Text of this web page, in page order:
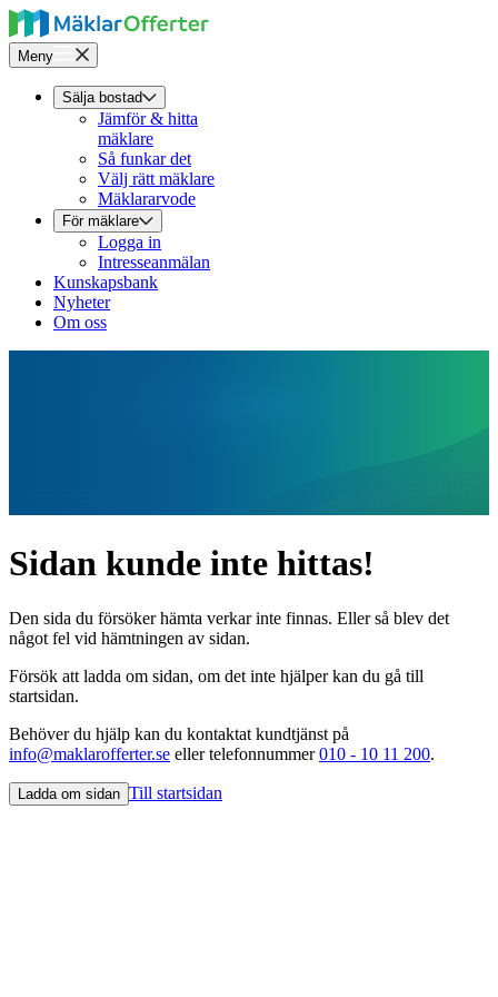
Meny
Sälja bostad
Jämför & hitta
mäklare
Så funkar det
Välj rätt mäklare
Mäklararvode
För mäklare
Logga in
Intresseanmälan
Kunskapsbank
Nyheter
Om oss
Sidan kunde inte hittas!
Den sida du försöker hämta verkar inte finnas. Eller så blev det
något fel vid hämtningen av sidan.
Försök att ladda om sidan, om det inte hjälper kan du gå till
startsidan.
Behöver du hjälp kan du kontaktat kundtjänst på
info@maklarofferter.se eller telefonnummer010 - 10 11 200.
Ladda om sidan Till startsidan